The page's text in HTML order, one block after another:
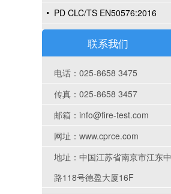
PD CLC/TS EN50576:2016
联系我们
电话：025-8658 3475
传真：025-8658 3457
邮箱：info@fire-test.com
网址：www.cprce.com
地址：中国江苏省南京市江东中
路118号德盈大厦16F